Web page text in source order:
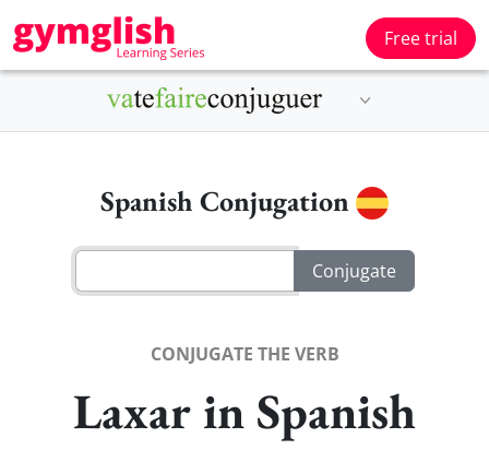
Free trial
Spanish Conjugation
CONJUGATE THE VERB
Laxar in Spanish